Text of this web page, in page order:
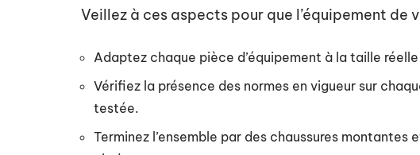
Veillez à ces aspects pour que l’équipement
Adaptez chaque pièce d’équipement à la taille
Vérifiez la présence des normes en vigueur sur
testée.
Terminez l’ensemble par des chaussures